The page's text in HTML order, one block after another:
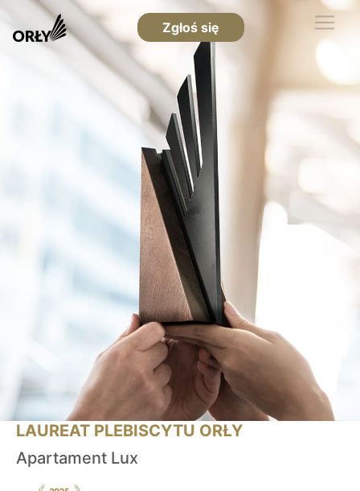
Zgłoś się
LAUREAT PLEBISCYTU ORŁY
Apartament Lux